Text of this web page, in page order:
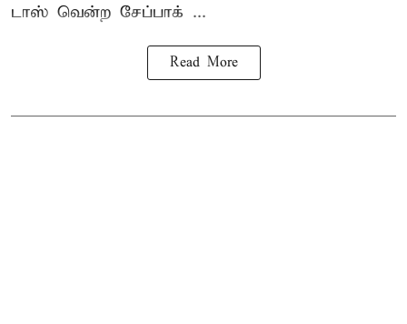
டாஸ் வென்ற சேப்பாக் ...
Read More